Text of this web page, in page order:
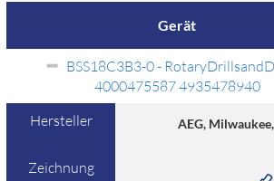
Gerät
BSS18C3B3-0 -
4000475587 4935478940
Hersteller AEG,
Zeichnung